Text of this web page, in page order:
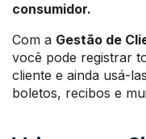
consumidor.
Com a Gestão de
você pode registrar
cliente e ainda usá-
boletos, recibos e